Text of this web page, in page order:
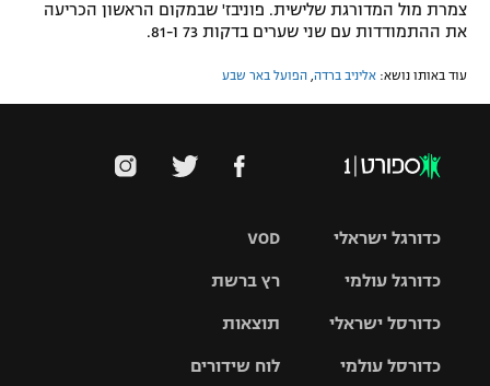
צמרת מול המדורגת שלישית. פוניבז' שבמקום הראשון הכריעה
את ההתמודדות עם שני שערים בדקות 73 ו-81.
עוד באותו נושא: אליניב ברדה הפועל באר שבע
VOD
רץ ברשת
תוצאות
לוח שידורים
כדורגל ישראלי
כדורגל עולמי
האלופות
כדורסל ישראלי
כדורסל עולמי